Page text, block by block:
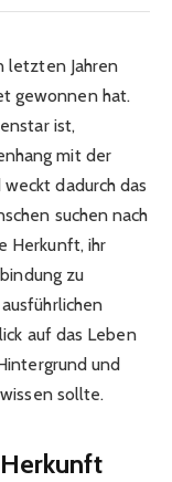
letzten Jahren
gewonnen hat.
ist,
mit der
dadurch das
suchen nach
Herkunft, ihr
zu
auf das Leben
und
sollte.